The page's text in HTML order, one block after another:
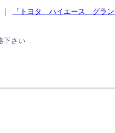
「トヨタ ハイエース グラン
下さい